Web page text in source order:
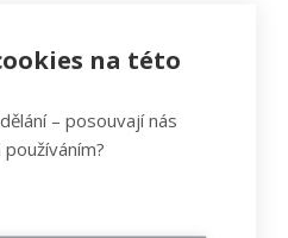
na této
– posouvají nás
používáním?